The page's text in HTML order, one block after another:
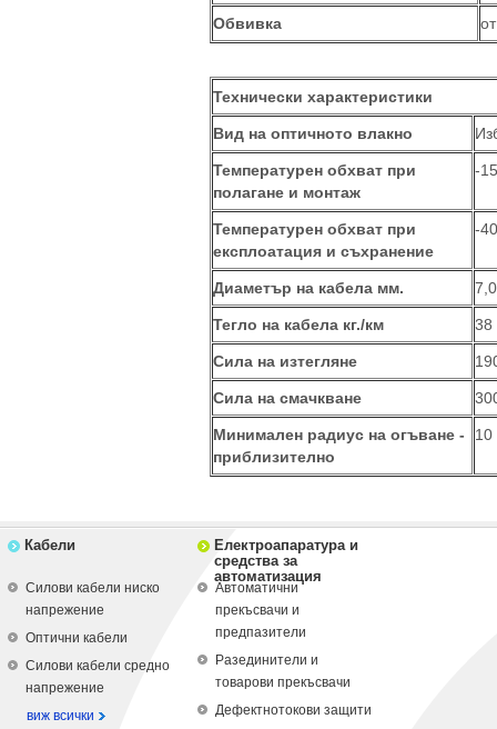
Обвивка
Технически характеристики
Вид на оптичното влакно
Температурен обхват при
полагане и монтаж
-
Температурен обхват при
експлоатация и съхранение
-
Диаметър на кабела мм. 7,0
Тегло на кабела кг./км 38
Сила на изтегляне
Сила на смачкване
Минимален радиус на огъване -
приблизително
10
Кабели
Силови кабели ниско
напрежение
Оптични кабели
Силови кабели средно
напрежение
виж всички
Електроапаратура и
средства за
автоматизация
Автоматични
прекъсвачи и
предпазители
Разединители и
товарови прекъсвачи
Дефектнотокови защити